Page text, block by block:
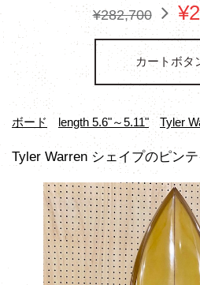
¥282,700
カートボタ
ボード length 5.6"～5.11" Tyler
Tyler Warren シェイプのピン